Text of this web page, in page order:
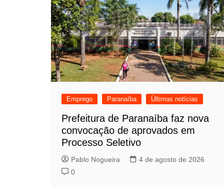
Emprego Paranaíba Últimas notícias
Prefeitura de Paranaíba faz nova
convocação de aprovados em
Processo Seletivo
Pablo Nogueira
4 de agosto de 2026
0